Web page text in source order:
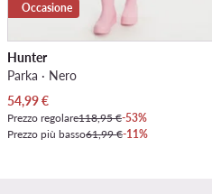
Occasione
Hunter
Parka · Nero
Prezzo attuale
54,99€
Prezzo regolare118,95 €-53%
Prezzo più basso61,99 €-11%